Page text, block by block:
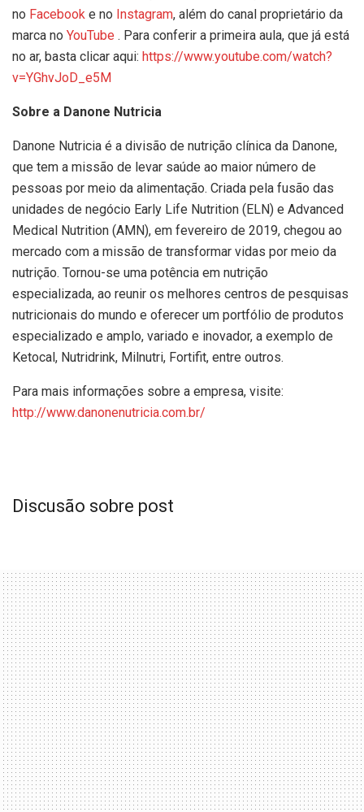
no Facebook e no Instagram, além do canal proprietário da
marca no YouTube . Para conferir a primeira aula, que já está
no ar, basta clicar aqui: https://www.youtube.com/watch?
v=YGhvJoD_e5M
Sobre a Danone Nutricia
Danone Nutricia é a divisão de nutrição clínica da Danone,
que tem a missão de levar saúde ao maior número de
pessoas por meio da alimentação. Criada pela fusão das
unidades de negócio Early Life Nutrition (ELN) e Advanced
Medical Nutrition (AMN), em fevereiro de 2019, chegou ao
mercado com a missão de transformar vidas por meio da
nutrição. Tornou-se uma potência em nutrição
especializada, ao reunir os melhores centros de pesquisas
nutricionais do mundo e oferecer um portfólio de produtos
especializado e amplo, variado e inovador, a exemplo de
Ketocal, Nutridrink, Milnutri, Fortifit, entre outros.
Para mais informações sobre a empresa, visite:
http://www.danonenutricia.com.br/
Discusão sobre post